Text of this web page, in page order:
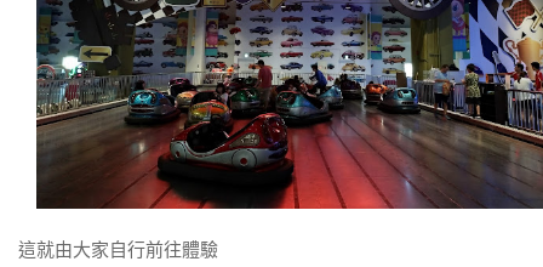
這就由大家自行前往體驗